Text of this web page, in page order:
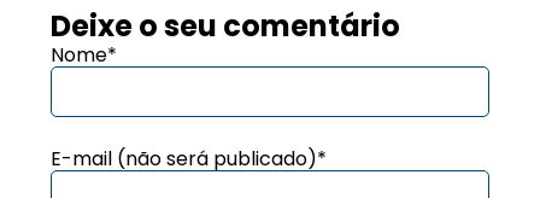
Deixe o seu comentário
Nome*
E-mail (não será publicado)*